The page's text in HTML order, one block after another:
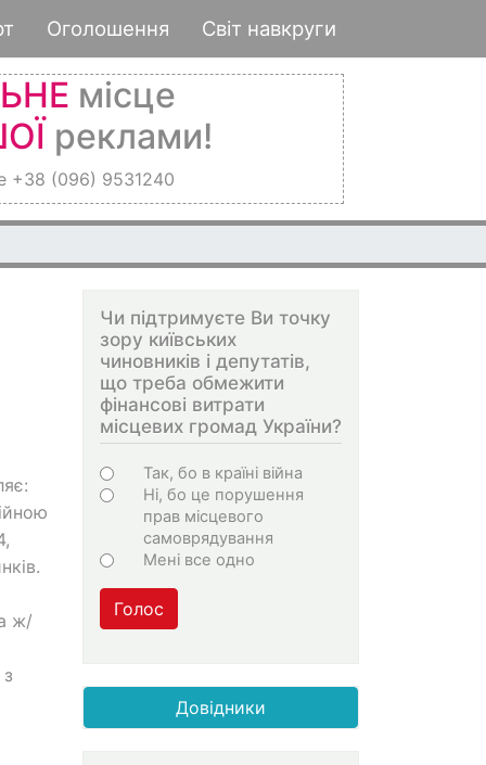
Оголошення Світ навкруги
місце
реклами!
+38 (096) 9531240
ж/
Чи підтримуєте Ви точку
зору київських
чиновників і депутатів,
що треба обмежити
фінансові витрати
місцевих громад України?
Choices
Так, бо в країні війна
Ні, бо це порушення
прав місцевого
самоврядування
Мені все одно
Голос
Довідники